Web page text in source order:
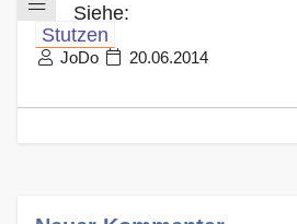
Siehe:
Stutzen
JoDo 20.06.2014